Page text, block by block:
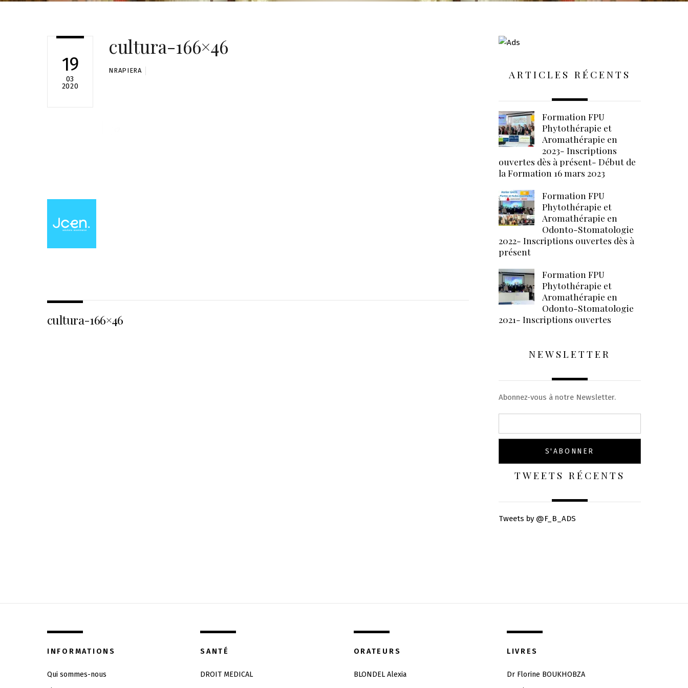
19
03
2020
cultura-166×46
NRAPIERA
cultura-166×46
ARTICLES RÉCENTS
Formation FPU
Phytothérapie et
Aromathérapie en
2023- Inscriptions
ouvertes dès à présent- Début de
la Formation 16 mars 2023
Formation FPU
Phytothérapie et
Aromathérapie en
Odonto-Stomatologie
2022- Inscriptions ouvertes dès à
présent
Formation FPU
Phytothérapie et
Aromathérapie en
Odonto-Stomatologie
2021- Inscriptions ouvertes
NEWSLETTER
Abonnez-vous à notre Newsletter.
TWEETS RÉCENTS
Tweets by @F_B_ADS
INFORMATIONS
Qui sommes-nous
SANTÉ
DROIT MEDICAL
ORATEURS
BLONDEL Alexia
LIVRES
Dr Florine BOUKHOBZA